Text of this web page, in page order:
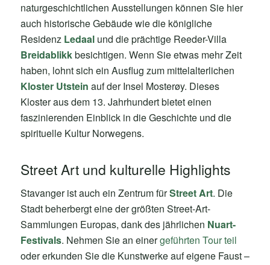
naturgeschichtlichen Ausstellungen können Sie hier
auch historische Gebäude wie die königliche
Residenz Ledaalund die prächtige Reeder-Villa
Breidablikkbesichtigen. Wenn Sie etwas mehr Zeit
haben, lohnt sich ein Ausflug zum mittelalterlichen
Kloster Utstein auf der Insel Mosterøy. Dieses
Kloster aus dem 13. Jahrhundert bietet einen
faszinierenden Einblick in die Geschichte und die
spirituelle Kultur Norwegens.
Street Art und kulturelle Highlights
Stavanger ist auch ein Zentrum fürStreet Art. Die
Stadt beherbergt eine der größten Street-Art-
Sammlungen Europas, dank des jährlichen Nuart-
Festivals. Nehmen Sie an einergeführten Tour teil
oder erkunden Sie die Kunstwerke auf eigene Faust –